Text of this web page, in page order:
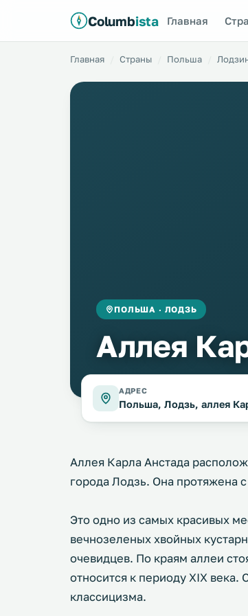
Columbista Главная
Главная Страны Польша
ПОЛЬША · ЛОДЗЬ
Аллея
АДРЕС
Польша, Лодзь, аллея
Аллея Карла Анстада
города Лодзь. Она протяжена
Это одно из самых красивых
вечнозеленых хвойных
очевидцев. По краям аллеи
относится к периоду XIX
классицизма.